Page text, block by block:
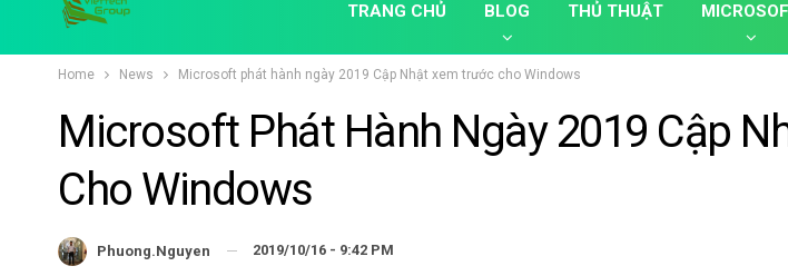
TRANG CHỦ BLOG THỦ THUẬT
Home News Microsoft phát hành ngày 2019 Cập Nhật xem trước cho Windows
Microsoft Phát Hành Ngày 2019 Cập
Cho Windows
Phuong.nguyen 2019/10/16 - 9:42 PM